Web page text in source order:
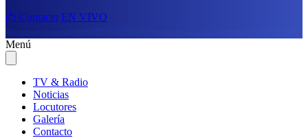
📩 Contacto EN VIVO
Menú
TV & Radio
Noticias
Locutores
Galería
Contacto